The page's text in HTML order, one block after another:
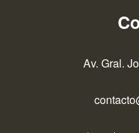
Av. Gral.